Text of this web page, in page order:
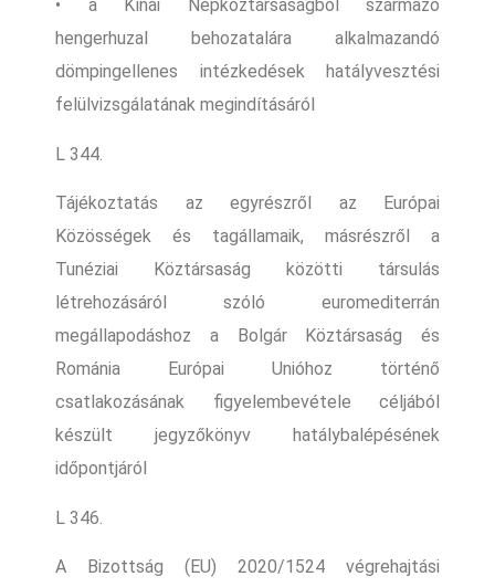
• a Kínai Népköztársaságból származó
hengerhuzal behozatalára alkalmazandó
dömpingellenes intézkedések hatályvesztési
felülvizsgálatának megindításáról
L 344.
Tájékoztatás az egyrészről az Európai
Közösségek és tagállamaik, másrészről a
Tunéziai Köztársaság közötti társulás
létrehozásáról szóló euromediterrán
megállapodáshoz a Bolgár Köztársaság és
Románia Európai Unióhoz történő
csatlakozásának figyelembevétele céljából
készült jegyzőkönyv hatálybalépésének
időpontjáról
L 346.
A Bizottság (EU) 2020/1524 végrehajtási